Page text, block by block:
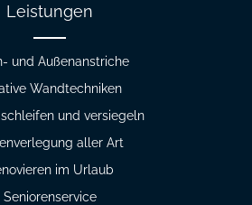
Leistungen
und Außenanstriche
Wandtechniken
und versiegeln
aller Art
im Urlaub
Seniorenservice